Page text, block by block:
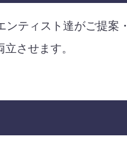
ティスト達がご提案
させます。